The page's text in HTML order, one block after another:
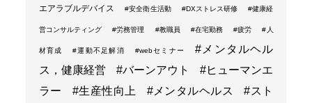
エアラブルデバイス #安全衛生活動 #DXストレス研修 #健康経
営コンサルティング #労務管理 #教職員 #在宅勤務 #疲労 #人
材育成 #運動不足解消 #webセミナー
#メンタルヘル
ス，健康経営
#バーンアウト
#ヒューマンエ
ラー
#生産性向上 #メンタルヘルス
#スト